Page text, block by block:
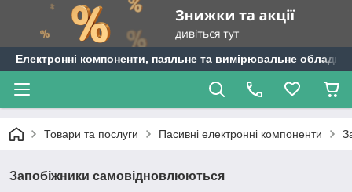
Електронні компоненти, паяльне та вимірювальне
Товари та послуги Пасивні електронні компоненти
Запобіжники самовідновлюються